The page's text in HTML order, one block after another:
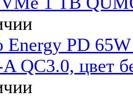
PD
QC3.0, цвет